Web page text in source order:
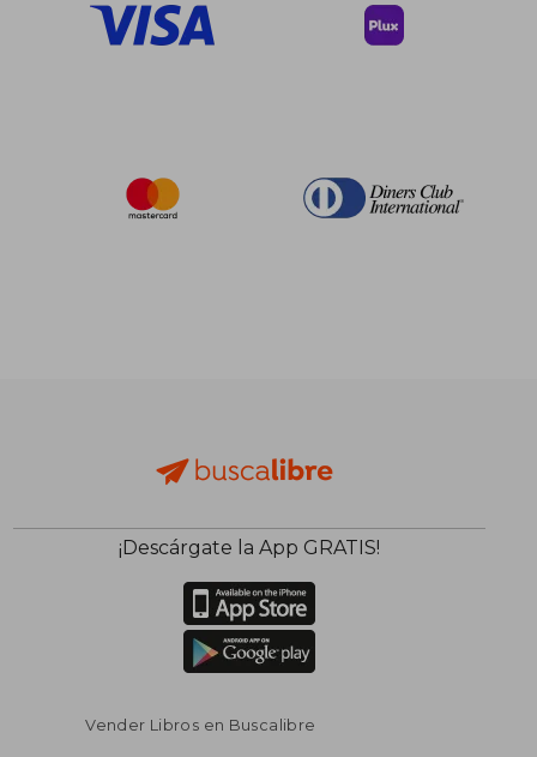
¡Descárgate la App GRATIS!
Vender Libros en Buscalibre